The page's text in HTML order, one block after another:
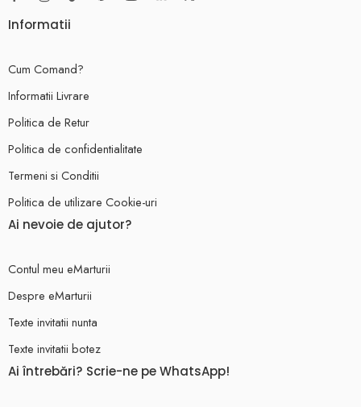
Informatii
Cum Comand?
Informatii Livrare
Politica de Retur
Politica de confidentialitate
Termeni si Conditii
Politica de utilizare Cookie-uri
Ai nevoie de ajutor?
Contul meu eMarturii
Despre eMarturii
Texte invitatii nunta
Texte invitatii botez
Ai întrebări? Scrie-ne pe WhatsApp!